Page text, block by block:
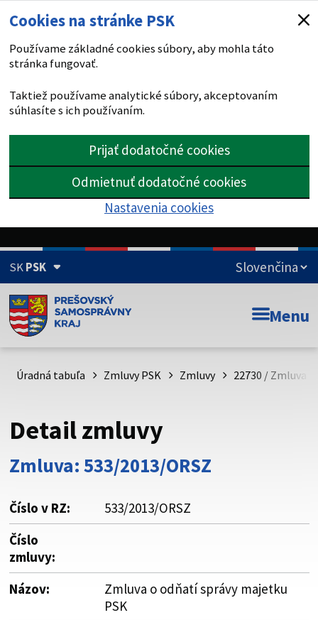
Cookies na stránke PSK
Používame základné cookies súbory, aby mohla táto
stránka fungovať.
Taktiež používame analytické súbory, akceptovaním
súhlasíte s ich používaním.
Prijať dodatočné cookies
Odmietnuť dodatočné cookies
Nastavenia cookies
SKPSK
Doména psk.sk je oficiálna
Toto je oficiálna webová stránka Prešovského
psk.sk.
Buďte pozorní a vždy sa uistite, že zdieľate informácie iba
cez zabezpečenú webovú stránku. Zabezpečená stránka
vždy začína https:// pred názvom domény webového sídla.
Menu
Úradná tabuľa Zmluvy PSK Zmluvy 22730 / Zmluva
Detail zmluvy
Zmluva: 533/2013/ORSZ
Číslo v RZ:
533/2013/ORSZ
Číslo
zmluvy:
Názov:
Zmluva o odňatí správy majetku
PSK